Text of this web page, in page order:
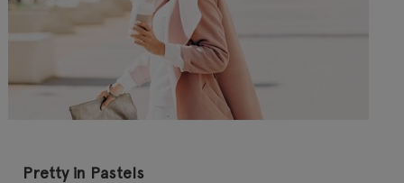
Pretty in Pastels